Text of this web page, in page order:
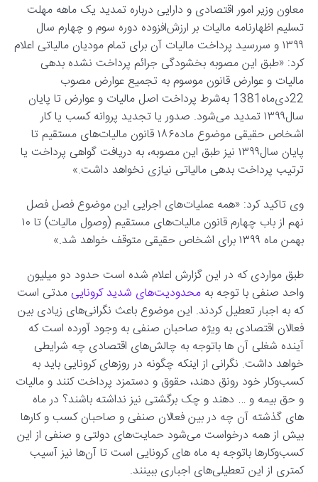
معاون وزیر امور اقتصادی و دارایی درباره تمدید یک‌ ماهه مهلت
تسلیم اظهارنامه مالیات بر ارزش‌افزوده دوره سوم و چهارم سال
۱۳۹۹ و سررسید پرداخت مالیات آن برای تمام مودیان مالیاتی اعلام
کرد: «طبق این مصوبه بخشودگی جرائم پرداخت نشده بدهی
مالیات و عوارض قانون موسوم به تجمیع عوارض مصوب
22دی‌ماه1381 به‌شرط پرداخت اصل مالیات و عوارض تا پایان
سال۱۳۹۹ تمدید می‌شود. صدور یا تجدید پروانه کسب یا کار
اشخاص حقیقی موضوع ماده۱۸۶ قانون مالیات‌های مستقیم تا
پایان سال۱۳۹۹ نیز طبق این مصوبه، به دریافت گواهی پرداخت یا
ترتیب پرداخت بدهی مالیاتی نیازی نخواهد داشت.»
وی تاکید کرد: «همه عملیات‌های اجرایی این موضوع فصل فصل
نهم از باب چهارم قانون مالیات‌های مستقیم (وصول مالیات) تا ۱۰
بهمن ‌ماه ۱۳۹۹ برای اشخاص حقیقی متوقف خواهد شد.»
طبق مواردی که در این گزارش اعلام شده است حدود دو میلیون
واحد صنفی با توجه به محدودیت‌های شدید کرونایی مدتی است
که به اجبار تعطیل کردند. این موضوع باعث نگرانی‌های زیادی بین
فعالان اقتصادی به ویژه صاحبان صنفی به وجود آورده است که
آینده شغلی آن ها باتوجه به چالش‌های اقتصادی چه شرایطی
خواهد داشت. نگرانی از اینکه چگونه در روزهای کرونایی باید به
کسب‌وکار خود رونق دهند، حقوق و دستمزد پرداخت کنند و مالیات
و حق بیمه و … دهند و چک برگشتی نیز نداشته باشند؟ در ماه
‌های گذشته آن چه در بین فعالان صنفی و صاحبان کسب و کارها
بیش از همه درخواست می‌شود حمایت‌های دولتی و صنفی از این
کسب‌و‌کارها باتوجه به ماه های کرونایی است تا آن‌ها نیز آسیب
کمتری از این تعطیلی‌های اجباری ببینند.